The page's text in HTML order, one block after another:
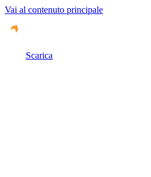
Vai al contenuto principale
Scarica